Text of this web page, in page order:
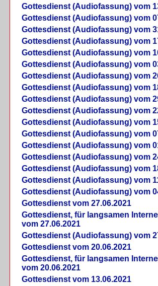
Gottesdienst (Audiofassung) vom
Gottesdienst (Audiofassung) vom
Gottesdienst (Audiofassung) vom
Gottesdienst (Audiofassung) vom
Gottesdienst (Audiofassung) vom
Gottesdienst (Audiofassung) vom
Gottesdienst (Audiofassung) vom
Gottesdienst (Audiofassung) vom
Gottesdienst (Audiofassung) vom
Gottesdienst (Audiofassung) vom
Gottesdienst (Audiofassung) vom
Gottesdienst (Audiofassung) vom
Gottesdienst (Audiofassung) vom
Gottesdienst (Audiofassung) vom
Gottesdienst (Audiofassung) vom
Gottesdienst (Audiofassung) vom
Gottesdienst (Audiofassung) vom
Gottesdienst vom 27.06.2021
Gottesdienst, für langsamen
vom 27.06.2021
Gottesdienst (Audiofassung) vom
Gottesdienst vom 20.06.2021
Gottesdienst, für langsamen
vom 20.06.2021
Gottesdienst vom 13.06.2021